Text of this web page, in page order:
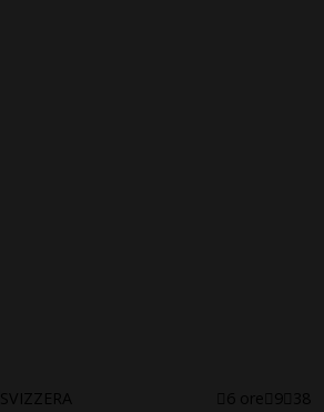
SVIZZERA 6 ore 9 38